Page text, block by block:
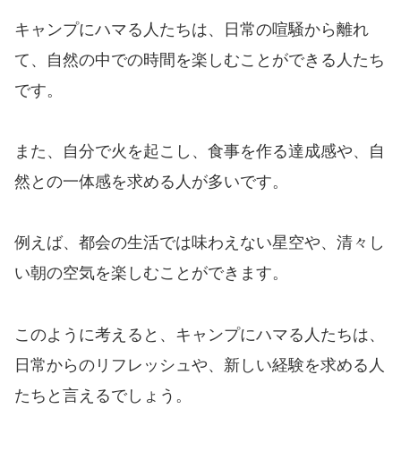
キャンプにハマる人たちは、日常の喧騒から離れ
て、自然の中での時間を楽しむことができる人たち
です。
また、自分で火を起こし、食事を作る達成感や、自
然との一体感を求める人が多いです。
例えば、都会の生活では味わえない星空や、清々し
い朝の空気を楽しむことができます。
このように考えると、キャンプにハマる人たちは、
日常からのリフレッシュや、新しい経験を求める人
たちと言えるでしょう。